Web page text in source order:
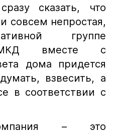
сказать, что
совсем непростая,
группе
МКД вместе с
дома придется
взвесить, а
в соответствии с
– это